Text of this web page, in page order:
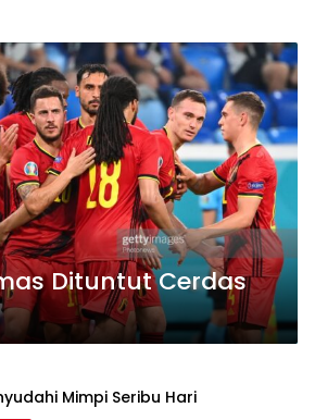
Dituntut Cerdas
Mimpi Seribu Hari